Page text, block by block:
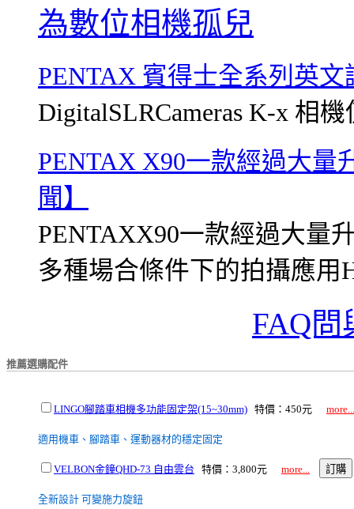
為數位相機孤兒
PENTAX 賓得士全系列英文
DigitalSLRCameras K-x 相
PENTAX X90一款經過大量
聞】
PENTAXX90一款經過大量
多種場合條件下的拍攝應用
FAQ問
推薦選購配件
LINGO腳踏車相機多功能固定架(15~30mm) 特價：450元 more...
適用機車、腳踏車、運動器材的穩定固定
VELBON金鐘QHD-73 自由雲台 特價：3,800元 more...
全新設計 可變施力旋鈕